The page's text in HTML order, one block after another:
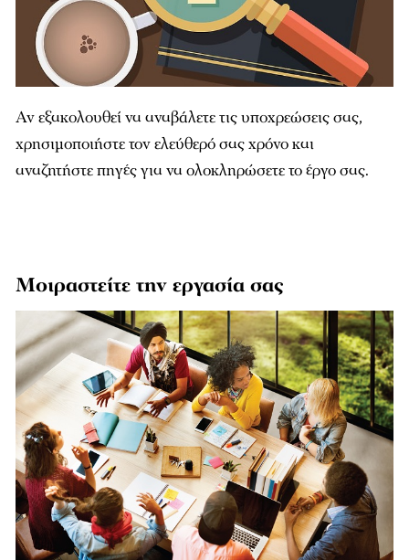
Αν εξακολουθεί να αναβάλετε τις υποχρεώσεις σας,
χρησιμοποιήστε τον ελεύθερό σας χρόνο και
αναζητήστε πηγές για να ολοκληρώσετε το έργο σας.
Μοιραστείτε την εργασία σας